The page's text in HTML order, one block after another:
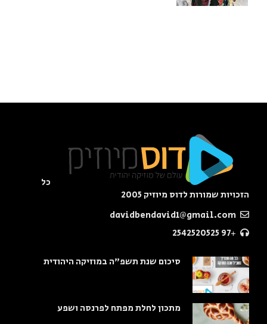
כל
הזכויות שמורות לדוס מיוזיק 2005
+97 2542520525
סיכום שנת תשפ"ה במוזיקה היהודית
מתכון לחלת מפתח לפרנסה ושפע